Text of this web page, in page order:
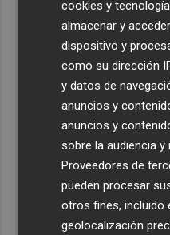
cookies y
almacenar y
dispositivo y
como su dirección
y datos de
anuncios y
anuncios y
sobre la audiencia
Proveedores de
pueden procesar
otros fines, incluido
geolocalización